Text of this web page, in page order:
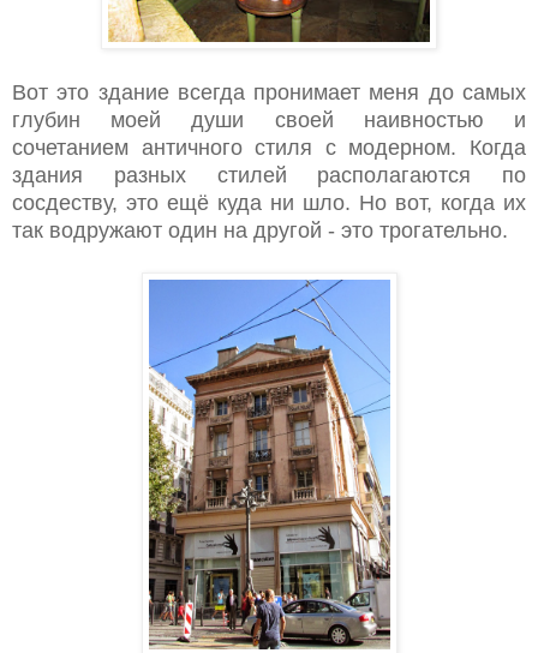
Вот это здание всегда пронимает меня до самых
глубин моей души своей наивностью и
сочетанием античного стиля с модерном. Когда
здания разных стилей располагаются по
сосдеству, это ещё куда ни шло. Но вот, когда их
так водружают один на другой - это трогательно.